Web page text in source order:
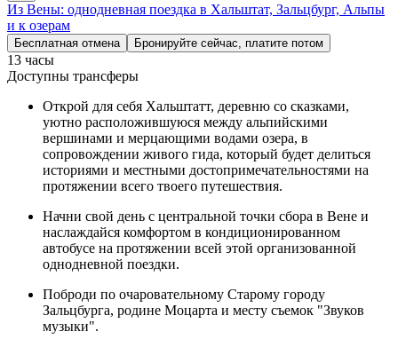
Из Вены: однодневная поездка в Хальштат, Зальцбург, Альпы
и к озерам
Бесплатная отмена Бронируйте сейчас, платите потом
13 часы
Доступны трансферы
Открой для себя Хальштатт, деревню со сказками,
уютно расположившуюся между альпийскими
вершинами и мерцающими водами озера, в
сопровождении живого гида, который будет делиться
историями и местными достопримечательностями на
протяжении всего твоего путешествия.
Начни свой день с центральной точки сбора в Вене и
наслаждайся комфортом в кондиционированном
автобусе на протяжении всей этой организованной
однодневной поездки.
Поброди по очаровательному Старому городу
Зальцбурга, родине Моцарта и месту съемок "Звуков
музыки".